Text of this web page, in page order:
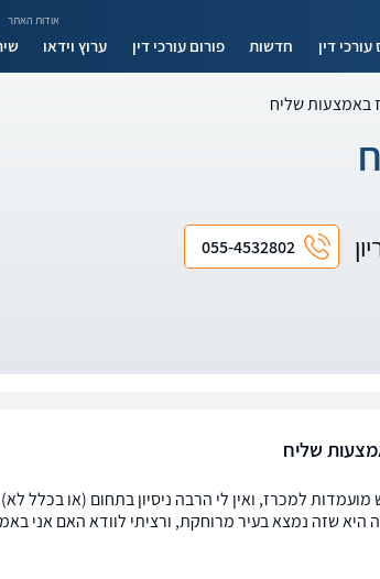
אודות האתר
דין חדשות פורום עורכי דין ערוץ וידאו
באמצעות שליח
055-4532802
שליח
למכרז, ואין לי הרבה ניסיון בתחום (או בכלל
היא שזה נמצא בעיר מרוחקת, ורציתי לוודא האם אני